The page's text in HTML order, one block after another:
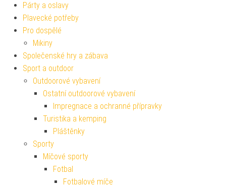
Párty a oslavy
Plavecké potřeby
Pro dospělé
Mikiny
Společenské hry a zábava
Sport a outdoor
Outdoorové vybavení
Ostatní outdoorové vybavení
Impregnace a ochranné přípravky
Turistika a kemping
Pláštěnky
Sporty
Míčové sporty
Fotbal
Fotbalové míče